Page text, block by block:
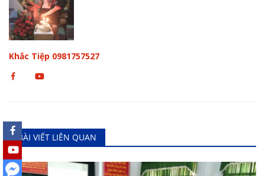
Khắc Tiệp 0981757527
BÀI VIẾT LIÊN QUAN